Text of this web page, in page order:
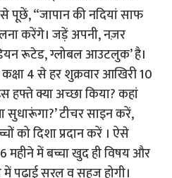
पूछें, “जापान की नदियां साफ
करेंगे। जड़ें अपनी, नज़र
रूटेड, ग्लोबल आउटलुक’ है।
4 से हर शुक्रवार आखिरी 10
हफ्ते क्या अच्छा किया? कहां
टीचर साइन करें,
को दिशा प्रदान करें । ऐसे
महीने में बच्चा खुद ही विषय और
पढ़ाई सरल व सहज होगी।